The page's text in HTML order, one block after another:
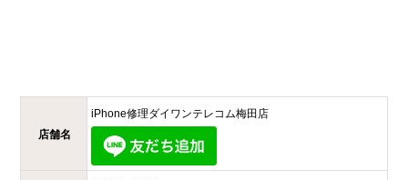
店舗名
iPhone修理ダイワンテレコム梅田店